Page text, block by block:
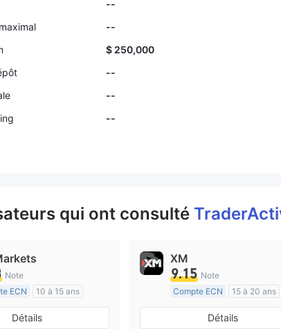
--
--
$ 250,000
--
--
--
qui ont consulté
Note
ECN
10 à 15 ans
de Australie
Making (MM)
Détails
XM
9.15 Note
Compte ECN
15 à 20 ans
Réglementation de
Market Making (MM)
Détails